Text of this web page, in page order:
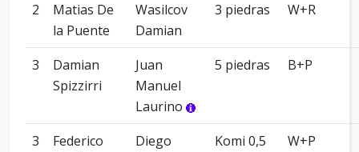
2
Matias De
la Puente
Wasilcov
Damian
3 piedras W+R
3
Damian
Spizzirri
Juan
Manuel
Laurino
5 piedras B+P
3
Federico
Diego
Komi 0,5 W+P